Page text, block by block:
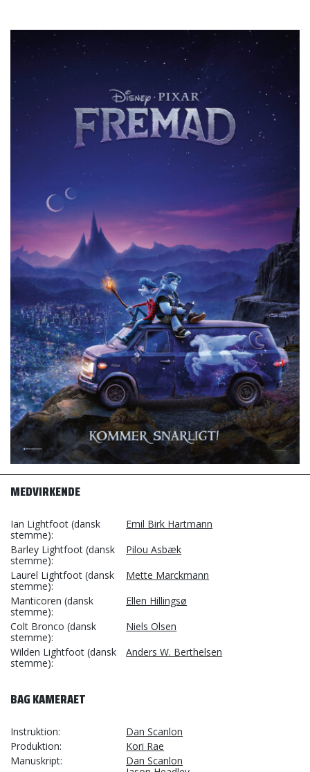
MEDVIRKENDE
Ian Lightfoot (dansk
stemme)
Emil Birk Hartmann
Barley Lightfoot (dansk
stemme)
Pilou Asbæk
Laurel Lightfoot (dansk
stemme)
Mette Marckmann
Manticoren (dansk
stemme)
Ellen Hillingsø
Colt Bronco (dansk
stemme)
Niels Olsen
Wilden Lightfoot (dansk
stemme)
Anders W. Berthelsen
BAG KAMERAET
Instruktion
Dan Scanlon
Produktion
Kori Rae
Manuskript
Dan Scanlon